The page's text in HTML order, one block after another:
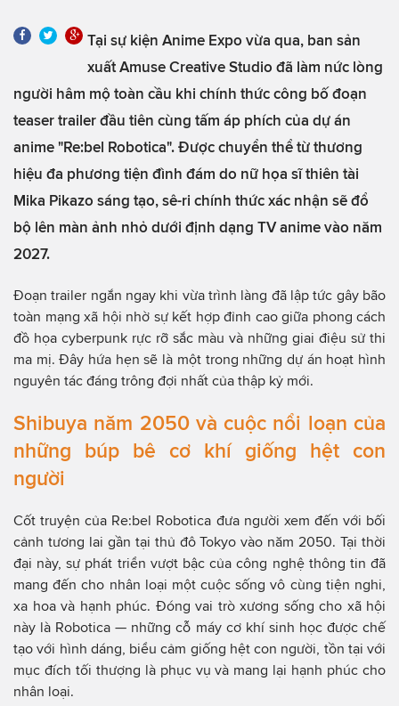
Tại sự kiện Anime Expo vừa qua, ban sản
xuất Amuse Creative Studio đã làm nức lòng
người hâm mộ toàn cầu khi chính thức công bố đoạn
teaser trailer đầu tiên cùng tấm áp phích của dự án
anime "Re:bel Robotica". Được chuyển thể từ thương
hiệu đa phương tiện đình đám do nữ họa sĩ thiên tài
Mika Pikazo sáng tạo, sê-ri chính thức xác nhận sẽ đổ
bộ lên màn ảnh nhỏ dưới định dạng TV anime vào năm
2027.
Đoạn trailer ngắn ngay khi vừa trình làng đã lập tức gây bão
toàn mạng xã hội nhờ sự kết hợp đỉnh cao giữa phong cách
đồ họa cyberpunk rực rỡ sắc màu và những giai điệu sử thi
ma mị. Đây hứa hẹn sẽ là một trong những dự án hoạt hình
nguyên tác đáng trông đợi nhất của thập kỷ mới.
Shibuya năm 2050 và cuộc nổi loạn của
những búp bê cơ khí giống hệt con
người
Cốt truyện của Re:bel Robotica đưa người xem đến với bối
cảnh tương lai gần tại thủ đô Tokyo vào năm 2050. Tại thời
đại này, sự phát triển vượt bậc của công nghệ thông tin đã
mang đến cho nhân loại một cuộc sống vô cùng tiện nghi,
xa hoa và hạnh phúc. Đóng vai trò xương sống cho xã hội
này là Robotica — những cỗ máy cơ khí sinh học được chế
tạo với hình dáng, biểu cảm giống hệt con người, tồn tại với
mục đích tối thượng là phục vụ và mang lại hạnh phúc cho
nhân loại.